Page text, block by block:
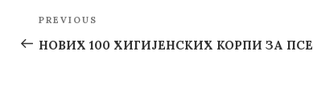
Post
navigation
Previous
Post
PREVIOUS
НОВИХ 100 ХИГИЈЕНСКИХ КОРПИ ЗА ПСЕ